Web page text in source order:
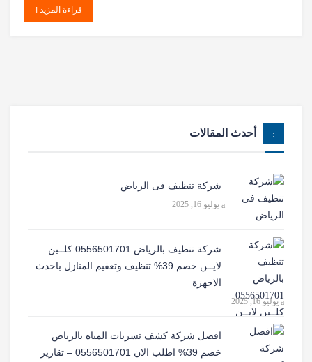
قراءة المزيد
أحدث المقالات
شركة تنظيف فى الرياض
يوليو 16, 2025
شركة تنظيف بالرياض 0556501701 كلــين
لايــن خصم 39% تنظيف وتعقيم المنازل باحدث
الاجهزة
يوليو 16, 2025
افضل شركة كشف تسربات المياه بالرياض
خصم 39% اطلب الان 0556501701‬‏ – تقارير